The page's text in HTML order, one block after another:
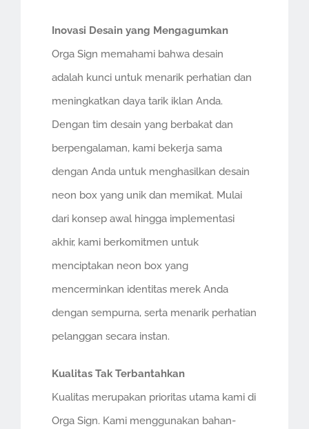
Inovasi Desain yang Mengagumkan
Orga Sign memahami bahwa desain
adalah kunci untuk menarik perhatian dan
meningkatkan daya tarik iklan Anda.
Dengan tim desain yang berbakat dan
berpengalaman, kami bekerja sama
dengan Anda untuk menghasilkan desain
neon box yang unik dan memikat. Mulai
dari konsep awal hingga implementasi
akhir, kami berkomitmen untuk
menciptakan neon box yang
mencerminkan identitas merek Anda
dengan sempurna, serta menarik perhatian
pelanggan secara instan.
Kualitas Tak Terbantahkan
Kualitas merupakan prioritas utama kami di
Orga Sign. Kami menggunakan bahan-